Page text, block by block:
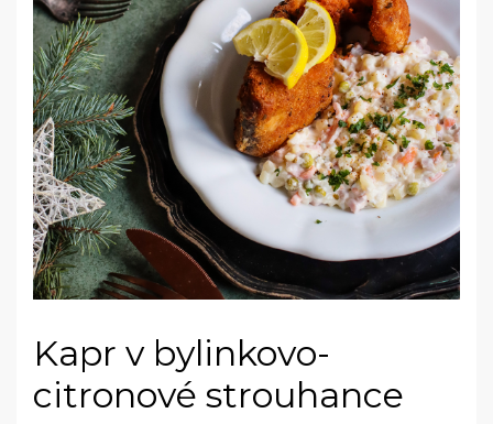
Kapr v bylinkovo-
citronové strouhance